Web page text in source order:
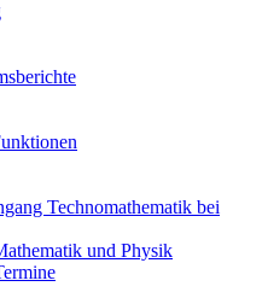
Technomathematik bei
und Physik